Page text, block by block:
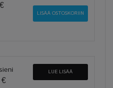
€
LUE LISÄÄ